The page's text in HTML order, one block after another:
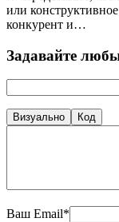
или
конкурент и…
Задавайте
Визуально Код
Ваш Email*